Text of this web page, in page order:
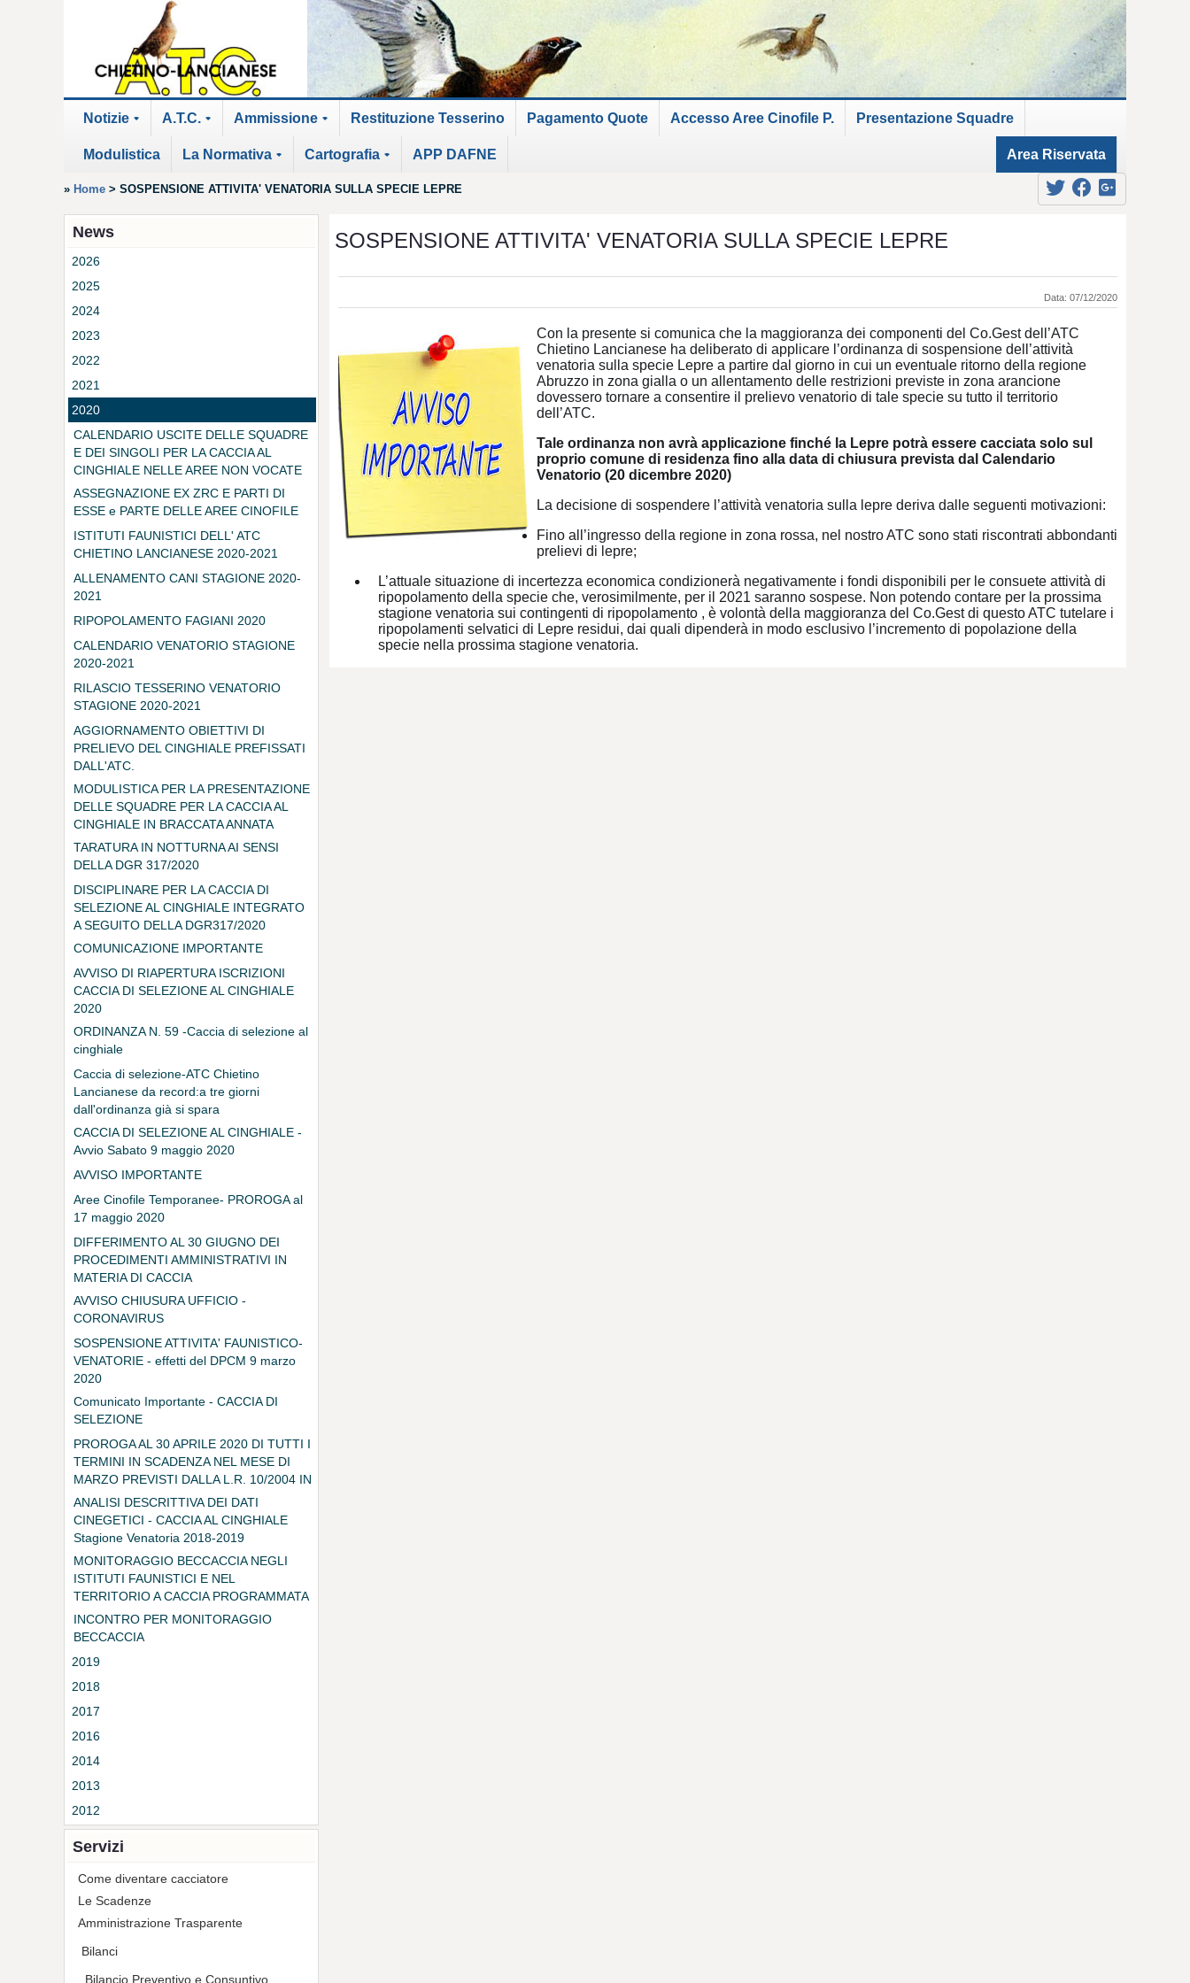
Notizie A.T.C. Ammissione Restituzione Tesserino Pagamento Quote Accesso Aree Cinofile P. Presentazione Squadre
Modulistica La Normativa Cartografia APP DAFNE Area Riservata
» Home > SOSPENSIONE ATTIVITA' VENATORIA SULLA SPECIE LEPRE
SOSPENSIONE ATTIVITA' VENATORIA SULLA SPECIE LEPRE
Data: 07/12/2020
Con la presente si comunica che la maggioranza dei componenti del Co.Gest dell’ATC
Chietino Lancianese ha deliberato di applicare l’ordinanza di sospensione dell’attività
venatoria sulla specie Lepre a partire dal giorno in cui un eventuale ritorno della regione
Abruzzo in zona gialla o un allentamento delle restrizioni previste in zona arancione
dovessero tornare a consentire il prelievo venatorio di tale specie su tutto il territorio
dell’ATC.
Tale ordinanza non avrà applicazione finché la Lepre potrà essere cacciata solo sul
proprio comune di residenza fino alla data di chiusura prevista dal Calendario
Venatorio (20 dicembre 2020)
La decisione di sospendere l’attività venatoria sulla lepre deriva dalle seguenti motivazioni:
Fino all’ingresso della regione in zona rossa, nel nostro ATC sono stati riscontrati abbondanti
prelievi di lepre;
L’attuale situazione di incertezza economica condizionerà negativamente i fondi disponibili per le consuete attività di
ripopolamento della specie che, verosimilmente, per il 2021 saranno sospese. Non potendo contare per la prossima
stagione venatoria sui contingenti di ripopolamento , è volontà della maggioranza del Co.Gest di questo ATC tutelare i
ripopolamenti selvatici di Lepre residui, dai quali dipenderà in modo esclusivo l’incremento di popolazione della
specie nella prossima stagione venatoria.
News
2026
2025
2024
2023
2022
2021
2020
CALENDARIO USCITE DELLE SQUADRE
E DEI SINGOLI PER LA CACCIA AL
CINGHIALE NELLE AREE NON VOCATE
ASSEGNAZIONE EX ZRC E PARTI DI
ESSE e PARTE DELLE AREE CINOFILE
ISTITUTI FAUNISTICI DELL' ATC
CHIETINO LANCIANESE 2020-2021
ALLENAMENTO CANI STAGIONE 2020-
2021
RIPOPOLAMENTO FAGIANI 2020
CALENDARIO VENATORIO STAGIONE
2020-2021
RILASCIO TESSERINO VENATORIO
STAGIONE 2020-2021
AGGIORNAMENTO OBIETTIVI DI
PRELIEVO DEL CINGHIALE PREFISSATI
DALL'ATC.
MODULISTICA PER LA PRESENTAZIONE
DELLE SQUADRE PER LA CACCIA AL
CINGHIALE IN BRACCATA ANNATA
VENATORIA 2020-2021
TARATURA IN NOTTURNA AI SENSI
DELLA DGR 317/2020
DISCIPLINARE PER LA CACCIA DI
SELEZIONE AL CINGHIALE INTEGRATO
A SEGUITO DELLA DGR317/2020
COMUNICAZIONE IMPORTANTE
AVVISO DI RIAPERTURA ISCRIZIONI
CACCIA DI SELEZIONE AL CINGHIALE
2020
ORDINANZA N. 59 -Caccia di selezione al
cinghiale
Caccia di selezione-ATC Chietino
Lancianese da record:a tre giorni
dall'ordinanza già si spara
CACCIA DI SELEZIONE AL CINGHIALE -
Avvio Sabato 9 maggio 2020
AVVISO IMPORTANTE
Aree Cinofile Temporanee- PROROGA al
17 maggio 2020
DIFFERIMENTO AL 30 GIUGNO DEI
PROCEDIMENTI AMMINISTRATIVI IN
MATERIA DI CACCIA
AVVISO CHIUSURA UFFICIO -
CORONAVIRUS
SOSPENSIONE ATTIVITA' FAUNISTICO-
VENATORIE - effetti del DPCM 9 marzo
2020
Comunicato Importante - CACCIA DI
SELEZIONE
PROROGA AL 30 APRILE 2020 DI TUTTI I
TERMINI IN SCADENZA NEL MESE DI
MARZO PREVISTI DALLA L.R. 10/2004 IN
MATERIA DI CACCIA
ANALISI DESCRITTIVA DEI DATI
CINEGETICI - CACCIA AL CINGHIALE
Stagione Venatoria 2018-2019
MONITORAGGIO BECCACCIA NEGLI
ISTITUTI FAUNISTICI E NEL
TERRITORIO A CACCIA PROGRAMMATA
DELL'ATC CHIETINO LANCIANESE
INCONTRO PER MONITORAGGIO
BECCACCIA
2019
2018
2017
2016
2014
2013
2012
Servizi
Come diventare cacciatore
Le Scadenze
Amministrazione Trasparente
Bilanci
Bilancio Preventivo e Consuntivo